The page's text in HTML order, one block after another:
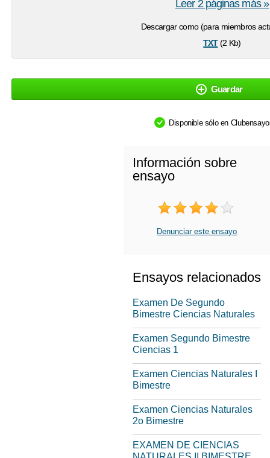
Descargar como (para miembros
txt(2 Kb)
Leer 2 páginas más »
Guardar
Disponible sólo en
Información sobre
ensayo
Denunciar este ensayo
Ensayos relacionados
Examen De Segundo
Bimestre Ciencias Naturales
Examen Segundo Bimestre
Ciencias 1
Examen Ciencias Naturales I
Bimestre
Examen Ciencias Naturales
2o Bimestre
EXAMEN DE CIENCIAS